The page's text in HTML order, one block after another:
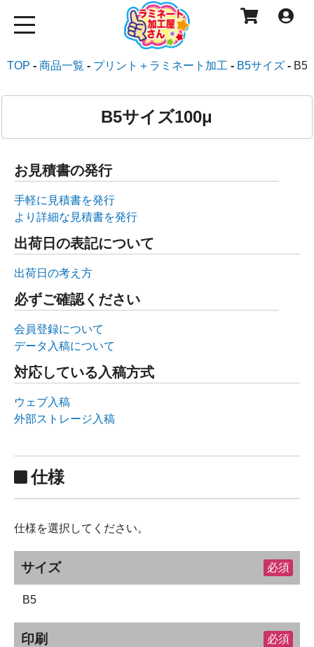
TOP 商品一覧 プリント＋ラミネート加工 B5サイズ B5
B5サイズ100μ
お見積書の発行
手軽に見積書を発行
より詳細な見積書を発行
出荷日の表記について
出荷日の考え方
必ずご確認ください
会員登録について
データ入稿について
対応している入稿方式
ウェブ入稿
外部ストレージ入稿
仕様
仕様を選択してください。
サイズ 必須
B5
印刷 必須